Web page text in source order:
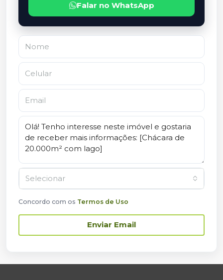
Falar no WhatsApp
Selecionar
Concordo com os Termos de Uso
Enviar Email